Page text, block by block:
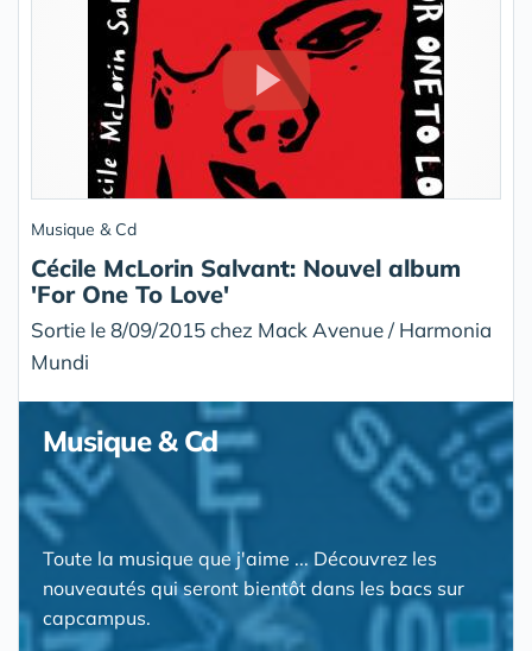
Musique & Cd
Cécile McLorin Salvant: Nouvel album
'For One To Love'
Sortie le 8/09/2015 chez Mack Avenue / Harmonia
Mundi
Musique & Cd
Toute la musique que j'aime ... Découvrez les
nouveautés qui seront bientôt dans les bacs sur
capcampus.